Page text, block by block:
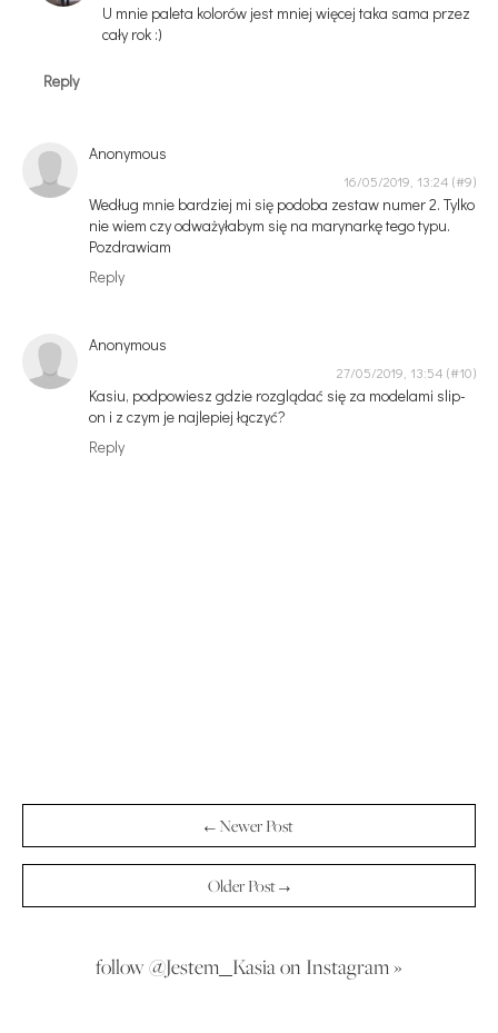
U mnie paleta kolorów jest mniej więcej taka sama przez
cały rok :)
Reply
Anonymous
16/05/2019, 13:24
Według mnie bardziej mi się podoba zestaw numer 2. Tylko
nie wiem czy odważyłabym się na marynarkę tego typu.
Pozdrawiam
Reply
Anonymous
27/05/2019, 13:54
Kasiu, podpowiesz gdzie rozglądać się za modelami slip-
on i z czym je najlepiej łączyć?
Reply
← Newer Post
Older Post →
follow @Jestem_Kasia on Instagram »